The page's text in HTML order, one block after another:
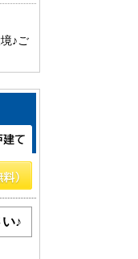
♪ご
♪